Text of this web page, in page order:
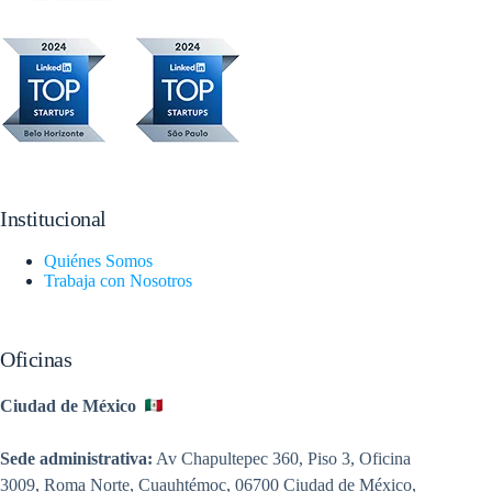
Institucional
Quiénes Somos
Trabaja con Nosotros
Oficinas
Ciudad de México
Sede administrativa: Av Chapultepec 360, Piso 3, Oficina
3009, Roma Norte, Cuauhtémoc, 06700 Ciudad de México,